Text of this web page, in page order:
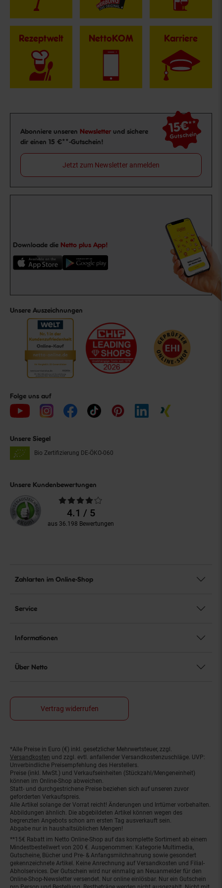
Rezeptwelt NettoKOM Karriere
Newsletter Anmeldung
Abonniere unseren Newsletter und sichere
dir einen 15 €**-Gutschein!
15€**
Gutschein
Jetzt zum Newsletter anmelden
Downloade die Netto plus App!
Unsere Auszeichnungen
Folge uns auf
Unsere Siegel
Bio Zertifizierung DE-ÖKO-060
Unsere Kundenbewertungen
Durchschnittliche
Bewertungen4.1 / 5
aus 36.198 Bewertungen
Zahlarten im Online-Shop
Service
Informationen
Über Netto
Vertrag widerrufen
Fußnoten
*Alle Preise in Euro (€) inkl. gesetzlicher Mehrwertsteuer, zzgl.
Versandkosten und zzgl. evtl. anfallender Versandkostenzuschläge. UVP:
Unverbindliche Preisempfehlung des Herstellers.
Preise (inkl. MwSt.) und Verkaufseinheiten (Stückzahl/Mengeneinheit)
können im Online-Shop abweichen.
Statt- und durchgestrichene Preise beziehen sich auf unseren zuvor
geforderten Verkaufspreis.
Alle Artikel solange der Vorrat reicht! Änderungen und Irrtümer vorbehalten.
Abbildungen ähnlich. Die abgebildeten Artikel können wegen des
begrenzten Angebots schon am ersten Tag ausverkauft sein.
Abgabe nur in haushaltsüblichen Mengen!
**15€ Rabatt im Netto Online-Shop auf das komplette Sortiment ab einem
Mindestbestellwert von 200 €. Ausgenommen: Kategorie Multimedia,
Gutscheine, Bücher und Pre- & Anfangsmilchnahrung sowie gesondert
gekennzeichnete Artikel. Keine Anrechnung auf Versandkosten und Filial-
Abholservices. Der Gutschein wird nur einmalig an Neuanmelder für den
Online-Shop-Newsletter versendet. Nur online einlösbar. Nur ein Gutschein